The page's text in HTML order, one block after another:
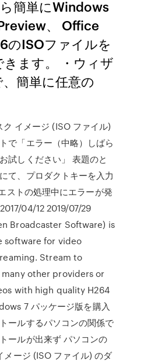
簡単にWindows
、 Office
のISOファイルを
ます。 ・ウィザ
簡単に任意の
ク イメージ (ISO ファイル)
で「エラー（中略）しばら
試しください」 表題のと
て、プロダクトキーを入力
ストの処理中にエラーが発
04/12 2019/07/29
Broadcaster Software) is
software for video
Stream to
other providers or
with high quality H264
7 パッケージ版を購入
ールするパソコンの関係で
ールが出来ず パソコンの
メージ (ISO ファイル) のダ